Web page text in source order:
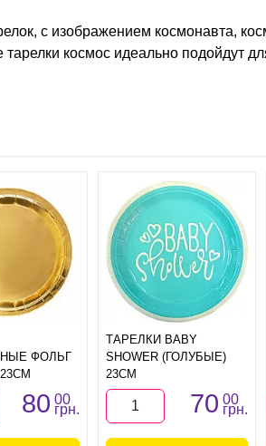
с изображением космонавта,
космос идеально подойдут
ФОЛЬГ
80 00
грн.
ТАРЕЛКИ BABY
SHOWER (ГОЛУБЫЕ)
23СМ
70 00
грн.